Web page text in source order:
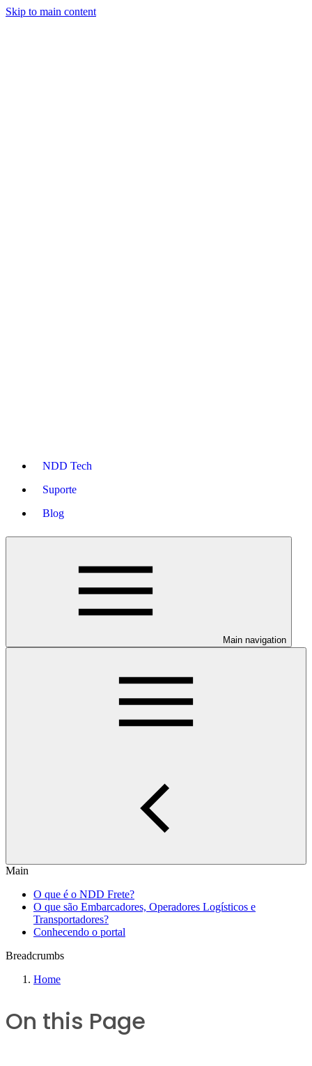
Skip to main content
NDD Tech
Suporte
Blog
Main navigation
Main
O que é o NDD Frete?
O que são Embarcadores, Operadores Logísticos e
Transportadores?
Conhecendo o portal
Breadcrumbs
Home
On this Page